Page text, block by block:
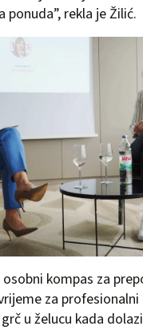
ponuda”, rekla je Žilić.
kompas za
za profesionalni
u želucu kada